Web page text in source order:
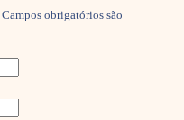
Campos obrigatórios são